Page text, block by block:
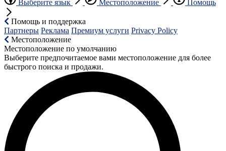
Выберите язык Местоположение Помощь
Помощь и поддержка
Партнеры Реклама Премиум услуги Privacy Policy
Местоположение
Местоположение по умолчанию
Выберите предпочитаемое вами местоположение для более
быстрого поиска и продажи.